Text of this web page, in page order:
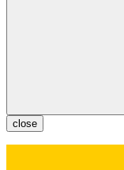
close